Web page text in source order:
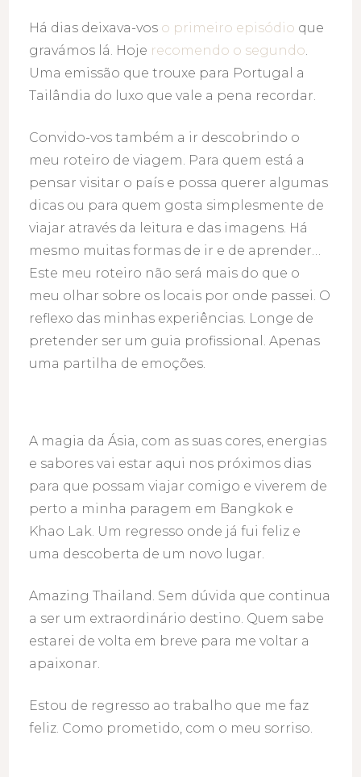
Há dias deixava-vos o primeiro episódio que
gravámos lá. Hoje recomendo o segundo.
Uma emissão que trouxe para Portugal a
Tailândia do luxo que vale a pena recordar.
Convido-vos também a ir descobrindo o
meu roteiro de viagem. Para quem está a
pensar visitar o país e possa querer algumas
dicas ou para quem gosta simplesmente de
viajar através da leitura e das imagens. Há
mesmo muitas formas de ir e de aprender…
Este meu roteiro não será mais do que o
meu olhar sobre os locais por onde passei. O
reflexo das minhas experiências. Longe de
pretender ser um guia profissional. Apenas
uma partilha de emoções.
A magia da Ásia, com as suas cores, energias
e sabores vai estar aqui nos próximos dias
para que possam viajar comigo e viverem de
perto a minha paragem em Bangkok e
Khao Lak. Um regresso onde já fui feliz e
uma descoberta de um novo lugar.
Amazing Thailand. Sem dúvida que continua
a ser um extraordinário destino. Quem sabe
estarei de volta em breve para me voltar a
apaixonar.
Estou de regresso ao trabalho que me faz
feliz. Como prometido, com o meu sorriso.